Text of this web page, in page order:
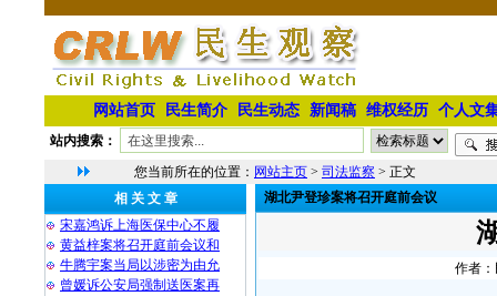
网站首页 民生简介 民生动态 新闻稿 维权经历 个人文
站内搜索：
您当前所在的位置： 网站主页 > 司法监察 > 正文
相 关 文 章
宋嘉鸿诉上海医保中心不履
黄益梓案将召开庭前会议和
牛腾宇案当局以涉密为由允
曾媛诉公安局强制送医案再
湖北尹登珍案将召开庭前会议
作者：